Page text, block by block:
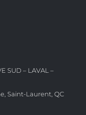
SUD – LAVAL –
Saint-Laurent, QC